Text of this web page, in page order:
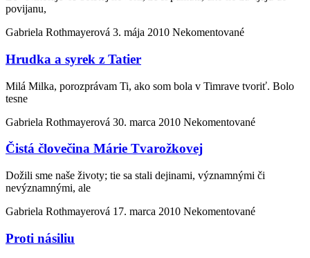
povijanu,
Gabriela Rothmayerová 3. mája 2010 Nekomentované
Hrudka a syrek z Tatier
Milá Milka, porozprávam Ti, ako som bola v Timrave tvoriť. Bolo
tesne
Gabriela Rothmayerová 30. marca 2010 Nekomentované
Čistá človečina Márie Tvarožkovej
Dožili sme naše životy; tie sa stali dejinami, významnými či
nevýznamnými, ale
Gabriela Rothmayerová 17. marca 2010 Nekomentované
Proti násiliu